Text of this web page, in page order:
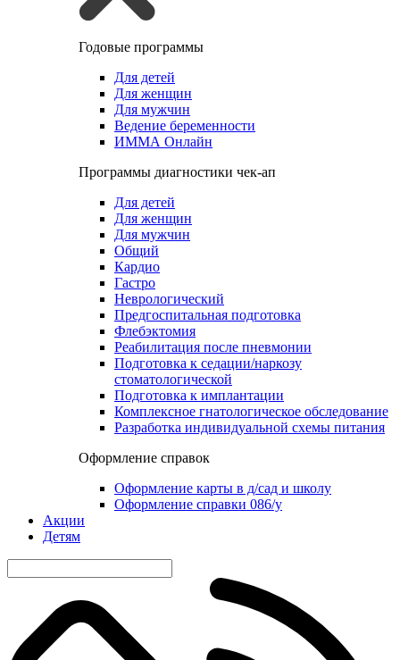
Годовые программы
Для детей
Для женщин
Для мужчин
Ведение беременности
ИММА Онлайн
Программы диагностики чек-ап
Для детей
Для женщин
Для мужчин
Общий
Кардио
Гастро
Неврологический
Предгоспитальная подготовка
Флебэктомия
Реабилитация после пневмонии
Подготовка к седации/наркозу
стоматологической
Подготовка к имплантации
Комплексное гнатологическое обследование
Разработка индивидуальной схемы питания
Оформление справок
Оформление карты в д/сад и школу
Оформление справки 086/у
Акции
Детям